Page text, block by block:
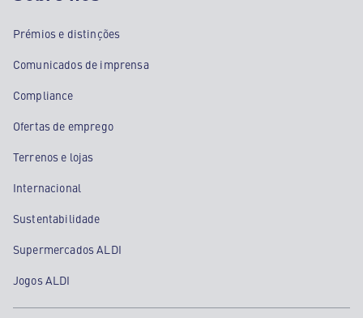
Prémios e distinções
Comunicados de imprensa
Compliance
Ofertas de emprego
Terrenos e lojas
Internacional
Sustentabilidade
Supermercados ALDI
Jogos ALDI